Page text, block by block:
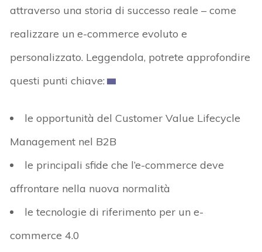
attraverso una storia di successo reale – come
realizzare un e-commerce evoluto e
personalizzato. Leggendola, potrete approfondire
questi punti chiave:
le opportunità del Customer Value Lifecycle
Management nel B2B
le principali sfide che l’e-commerce deve
affrontare nella nuova normalità
le tecnologie di riferimento per un e-
commerce 4.0